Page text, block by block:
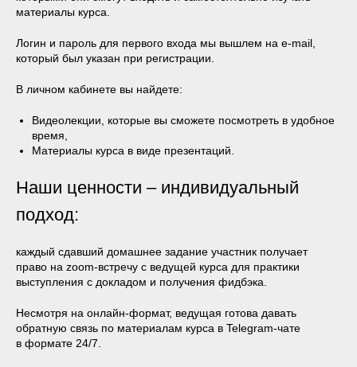
материалы курса.
Логин и пароль для первого входа мы вышлем на e-mail,
который был указан при регистрации.
В личном кабинете вы найдете:
Видеолекции, которые вы сможете посмотреть в удобное
время,
Материалы курса в виде презентаций.
Наши ценности – индивидуальный
подход:
каждый сдавший домашнее задание участник получает
право на zoom-встречу с ведущей курса для практики
выступления с докладом и получения фидбэка.
Несмотря на онлайн-формат, ведущая готова давать
обратную связь по материалам курса в Telegram-чате
в формате 24/7.